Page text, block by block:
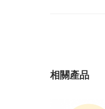
相關產品